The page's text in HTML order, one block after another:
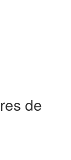
de